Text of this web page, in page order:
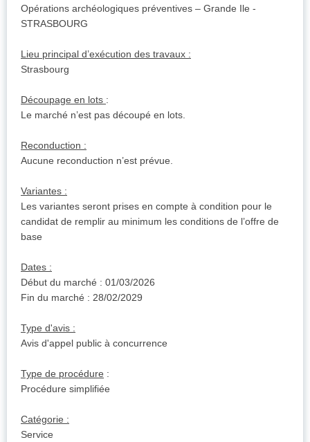
Opérations archéologiques préventives – Grande Ile -
STRASBOURG
Lieu principal d’exécution des travaux :
Strasbourg
Découpage en lots :
Le marché n’est pas découpé en lots.
Reconduction :
Aucune reconduction n’est prévue.
Variantes :
Les variantes seront prises en compte à condition pour le
candidat de remplir au minimum les conditions de l’offre de
base
Dates :
Début du marché : 01/03/2026
Fin du marché : 28/02/2029
Type d'avis :
Avis d'appel public à concurrence
Type de procédure :
Procédure simplifiée
Catégorie :
Service